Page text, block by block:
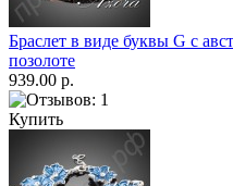
Браслет в виде буквы G c
позолоте
939.00 р.
Купить